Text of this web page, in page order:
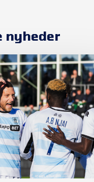
nyheder